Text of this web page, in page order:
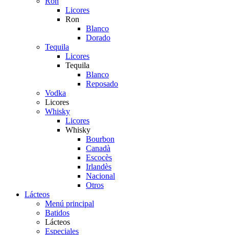
Licores
Ron
Blanco
Dorado
Tequila
Licores
Tequila
Blanco
Reposado
Vodka
Licores
Whisky
Licores
Whisky
Bourbon
Canadà
Escocès
Irlandès
Nacional
Otros
Lácteos
Menú principal
Batidos
Lácteos
Especiales